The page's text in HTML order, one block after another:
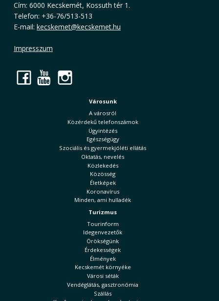
Cím: 6000 Kecskemét, Kossuth tér 1.
Telefon: +36-76/513-513
E-mail: kecskemet@kecskemet.hu
Impresszum
Facebook
YouTube
Városunk
A városról
Közérdekű telefonszámok
Ügyintézés
Egészségügy
Szociális és gyermekjóléti ellátás
Oktatás, nevelés
Közlekedés
Közösség
Életképek
Koronavírus
Minden, ami hulladék
Turizmus
Tourinform
Idegenvezetők
Örökségünk
Érdekességek
Élmények
Kecskemét környéke
Városi séták
Vendéglátás, gasztronómia
Szállás